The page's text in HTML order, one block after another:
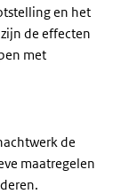
en het
de effecten
met
de
maatregelen